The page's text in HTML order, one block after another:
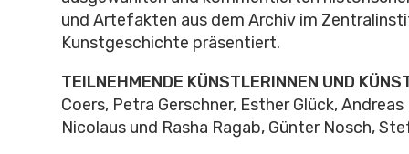
und Artefakten aus dem Archiv im
Kunstgeschichte präsentiert.
TEILNEHMENDE KÜNSTLERINNEN UND
Coers, Petra Gerschner, Esther Glück,
Nicolaus und Rasha Ragab, Günter Nosch,